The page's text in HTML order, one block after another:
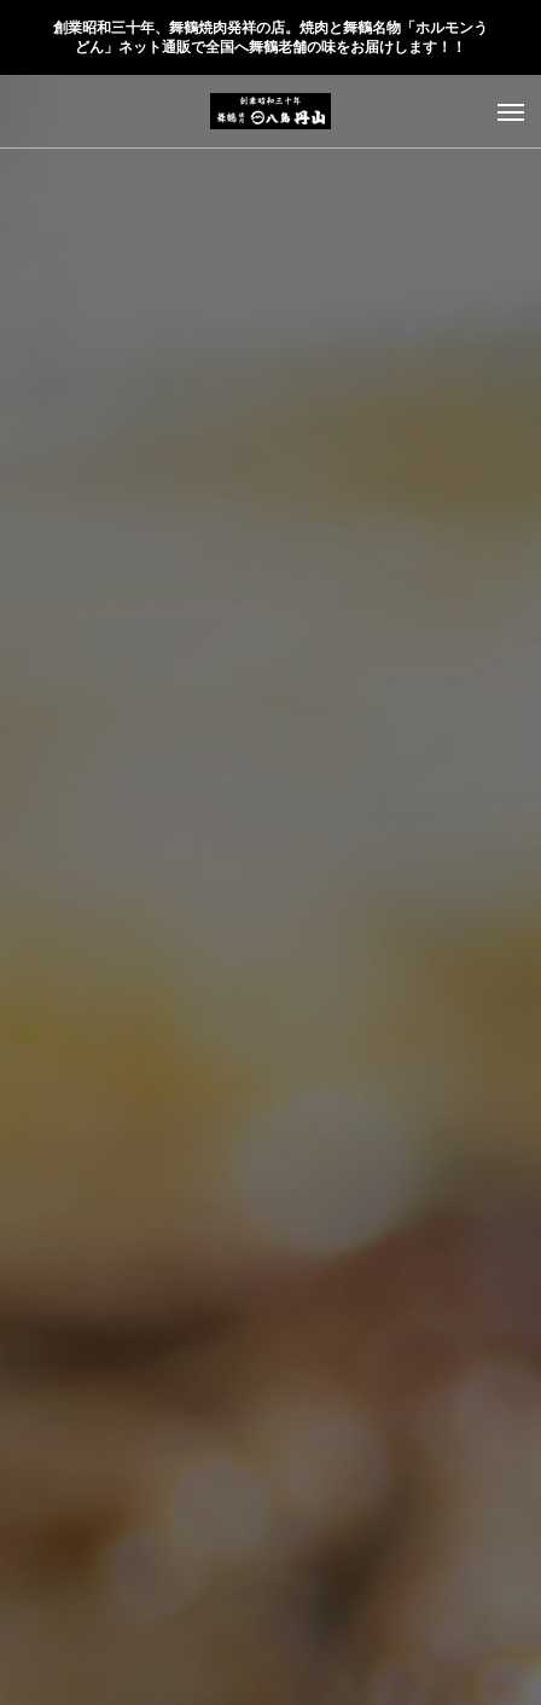
創業昭和三十年、舞鶴焼肉発祥の店。焼肉と舞鶴名物「ホルモンう
どん」ネット通販で全国へ舞鶴老舗の味をお届けします！！